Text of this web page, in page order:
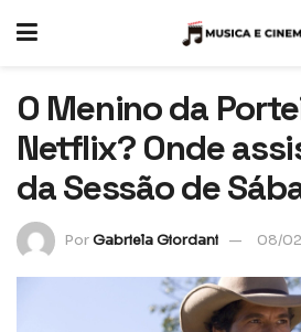
O Menino da
Netflix? Onde
da Sessão de
PorGabriela Giordani 08/